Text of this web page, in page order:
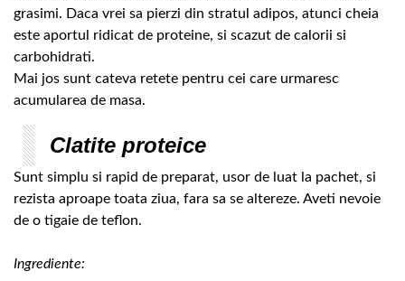
grasimi. Daca vrei sa pierzi din stratul adipos, atunci cheia
este aportul ridicat de proteine, si scazut de calorii si
carbohidrati.
Mai jos sunt cateva retete pentru cei care urmaresc
acumularea de masa.
Clatite proteice
Sunt simplu si rapid de preparat, usor de luat la pachet, si
rezista aproape toata ziua, fara sa se altereze. Aveti nevoie
de o tigaie de teflon.
Ingrediente: